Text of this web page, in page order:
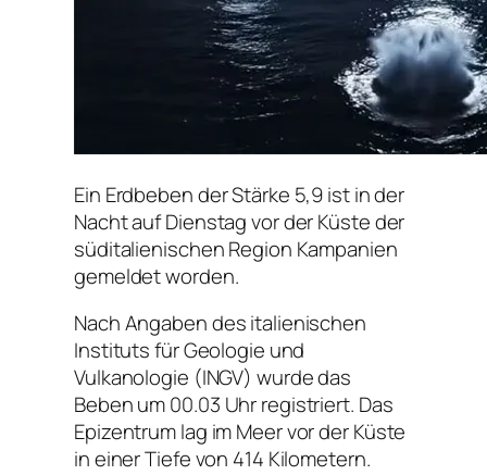
Ein Erdbeben der Stärke 5,9 ist in der
Nacht auf Dienstag vor der Küste der
süditalienischen Region Kampanien
gemeldet worden.
Nach Angaben des italienischen
Instituts für Geologie und
Vulkanologie (INGV) wurde das
Beben um 00.03 Uhr registriert. Das
Epizentrum lag im Meer vor der Küste
in einer Tiefe von 414 Kilometern.